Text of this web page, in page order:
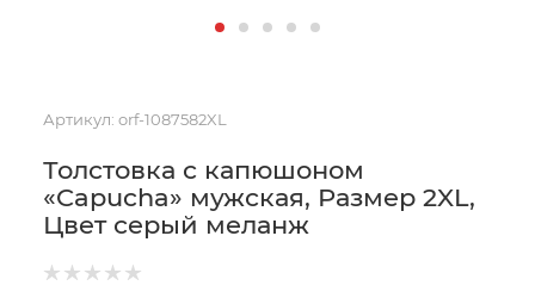
Артикул: orf-1087582XL
Толстовка с капюшоном
«Capucha» мужская, Размер 2XL,
Цвет серый меланж